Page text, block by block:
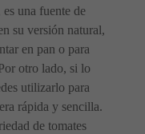
una fuente de
su versión natural,
en pan o para
otro lado, si lo
utilizarlo para
rápida y sencilla.
de tomates